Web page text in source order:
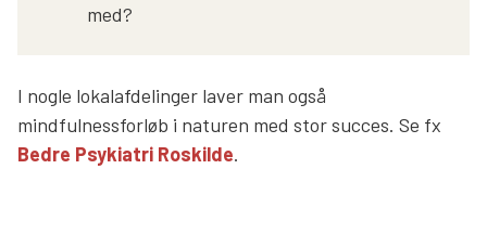
med?
I nogle lokalafdelinger laver man også
mindfulnessforløb i naturen med stor succes. Se fx
Bedre Psykiatri Roskilde.